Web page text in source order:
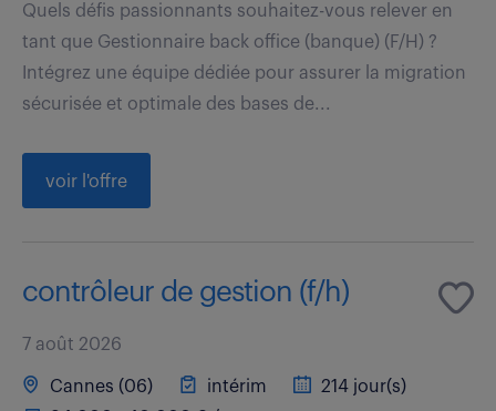
Quels défis passionnants souhaitez-vous relever en
tant que Gestionnaire back office (banque) (F/H) ?
Intégrez une équipe dédiée pour assurer la migration
sécurisée et optimale des bases de...
voir l'offre
contrôleur de gestion (f/h)
7 août 2026
Cannes (06) intérim
214 jour(s)